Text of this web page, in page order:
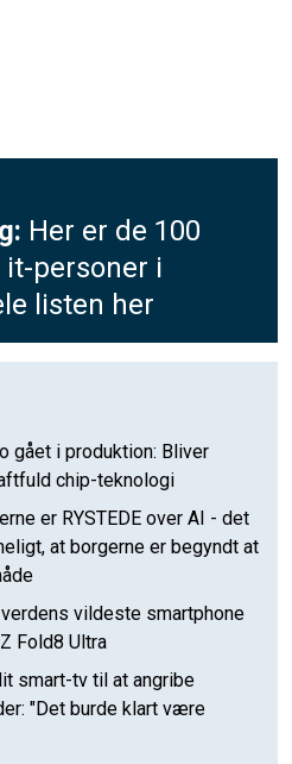
Her er de 100
personer i
listen her
gået i produktion: Bliver
chip-teknologi
er RYSTEDE over AI - det
at borgerne er begyndt at
vildeste smartphone
Fold8 Ultra
smart-tv til at angribe
"Det burde klart være